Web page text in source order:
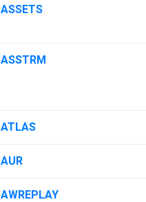
ASSETS
ASSTRM
ATLAS
AUR
AWREPLAY